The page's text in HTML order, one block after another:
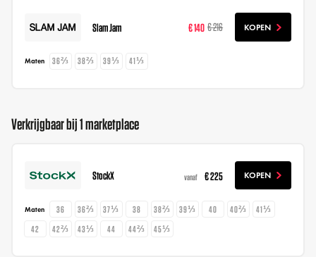
Slam Jam € 140 € 216 KOPEN
Maten 36⅔ 38⅔ 39⅓ 41⅓
Verkrijgbaar bij 1 marketplace
StockX vanaf € 225 KOPEN
Maten 36 36⅔ 37⅓ 38 38⅔ 39⅓ 40 40⅔
41⅓
42
42⅔ 43⅓ 44 44⅔ 45⅓